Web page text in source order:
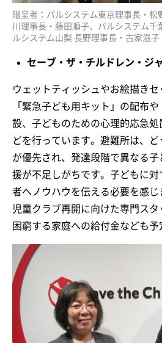
贈呈者：パルシステム東京理事長・松
川理事長・藤田順子、パルシステム千
ルシステム山梨 長野理事長・古家滋子
セーブ・ザ・チルドレン・ジ
ウェットティッシュやお絵描き
「緊急子ども用キット」の配布
設、子どものための心理的応急
どを行っています。避難所は、
が優先され、発達段階で異なる
援が不足しがちです。子どもに
者へノウハウを伝える必要を感
児童クラブ再開に向けた専門ス
困窮する家庭への給付金なども予